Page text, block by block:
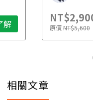
解 原價NT$5,600
相關文章